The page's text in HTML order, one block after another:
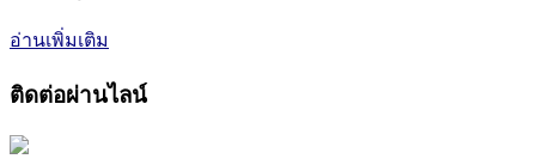
อ่านเพิ่มเติม
ติดต่อผ่านไลน์